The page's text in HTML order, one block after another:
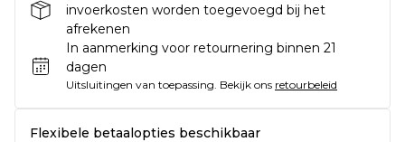
invoerkosten worden toegevoegd bij het
afrekenen
In aanmerking voor retournering binnen 21
dagen
Uitsluitingen van toepassing. Bekijk ons retourbeleid
Flexibele betaalopties beschikbaar